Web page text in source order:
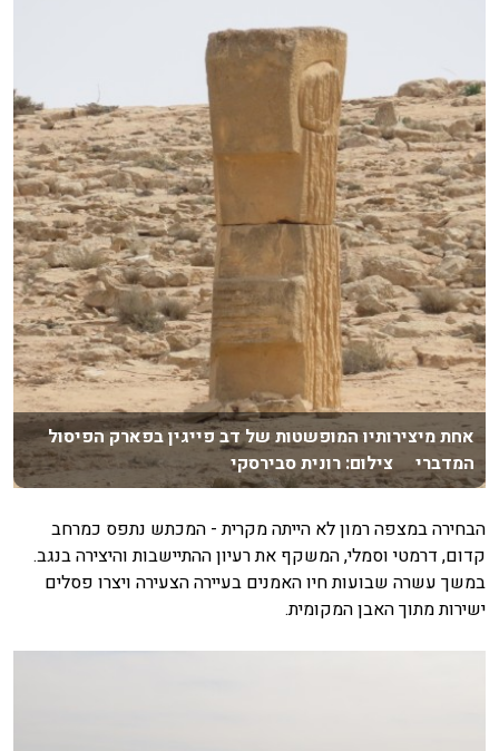
אחת מיצירותיו המופשטות של דב פייגין בפארק הפיסול
המדברי צילום: רונית סבירסקי
הבחירה במצפה רמון לא הייתה מקרית - המכתש נתפס כמרחב
קדום, דרמטי וסמלי, המשקף את רעיון ההתיישבות והיצירה בנגב.
במשך עשרה שבועות חיו האמנים בעיירה הצעירה ויצרו פסלים
ישירות מתוך האבן המקומית.